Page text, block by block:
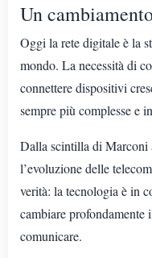
Un
Oggi la rete digitale è la
mondo. La necessità di
connettere dispositivi
sempre più complesse e
Dalla scintilla di Marconi
l’evoluzione delle
verità: la tecnologia è in
cambiare
comunicare.